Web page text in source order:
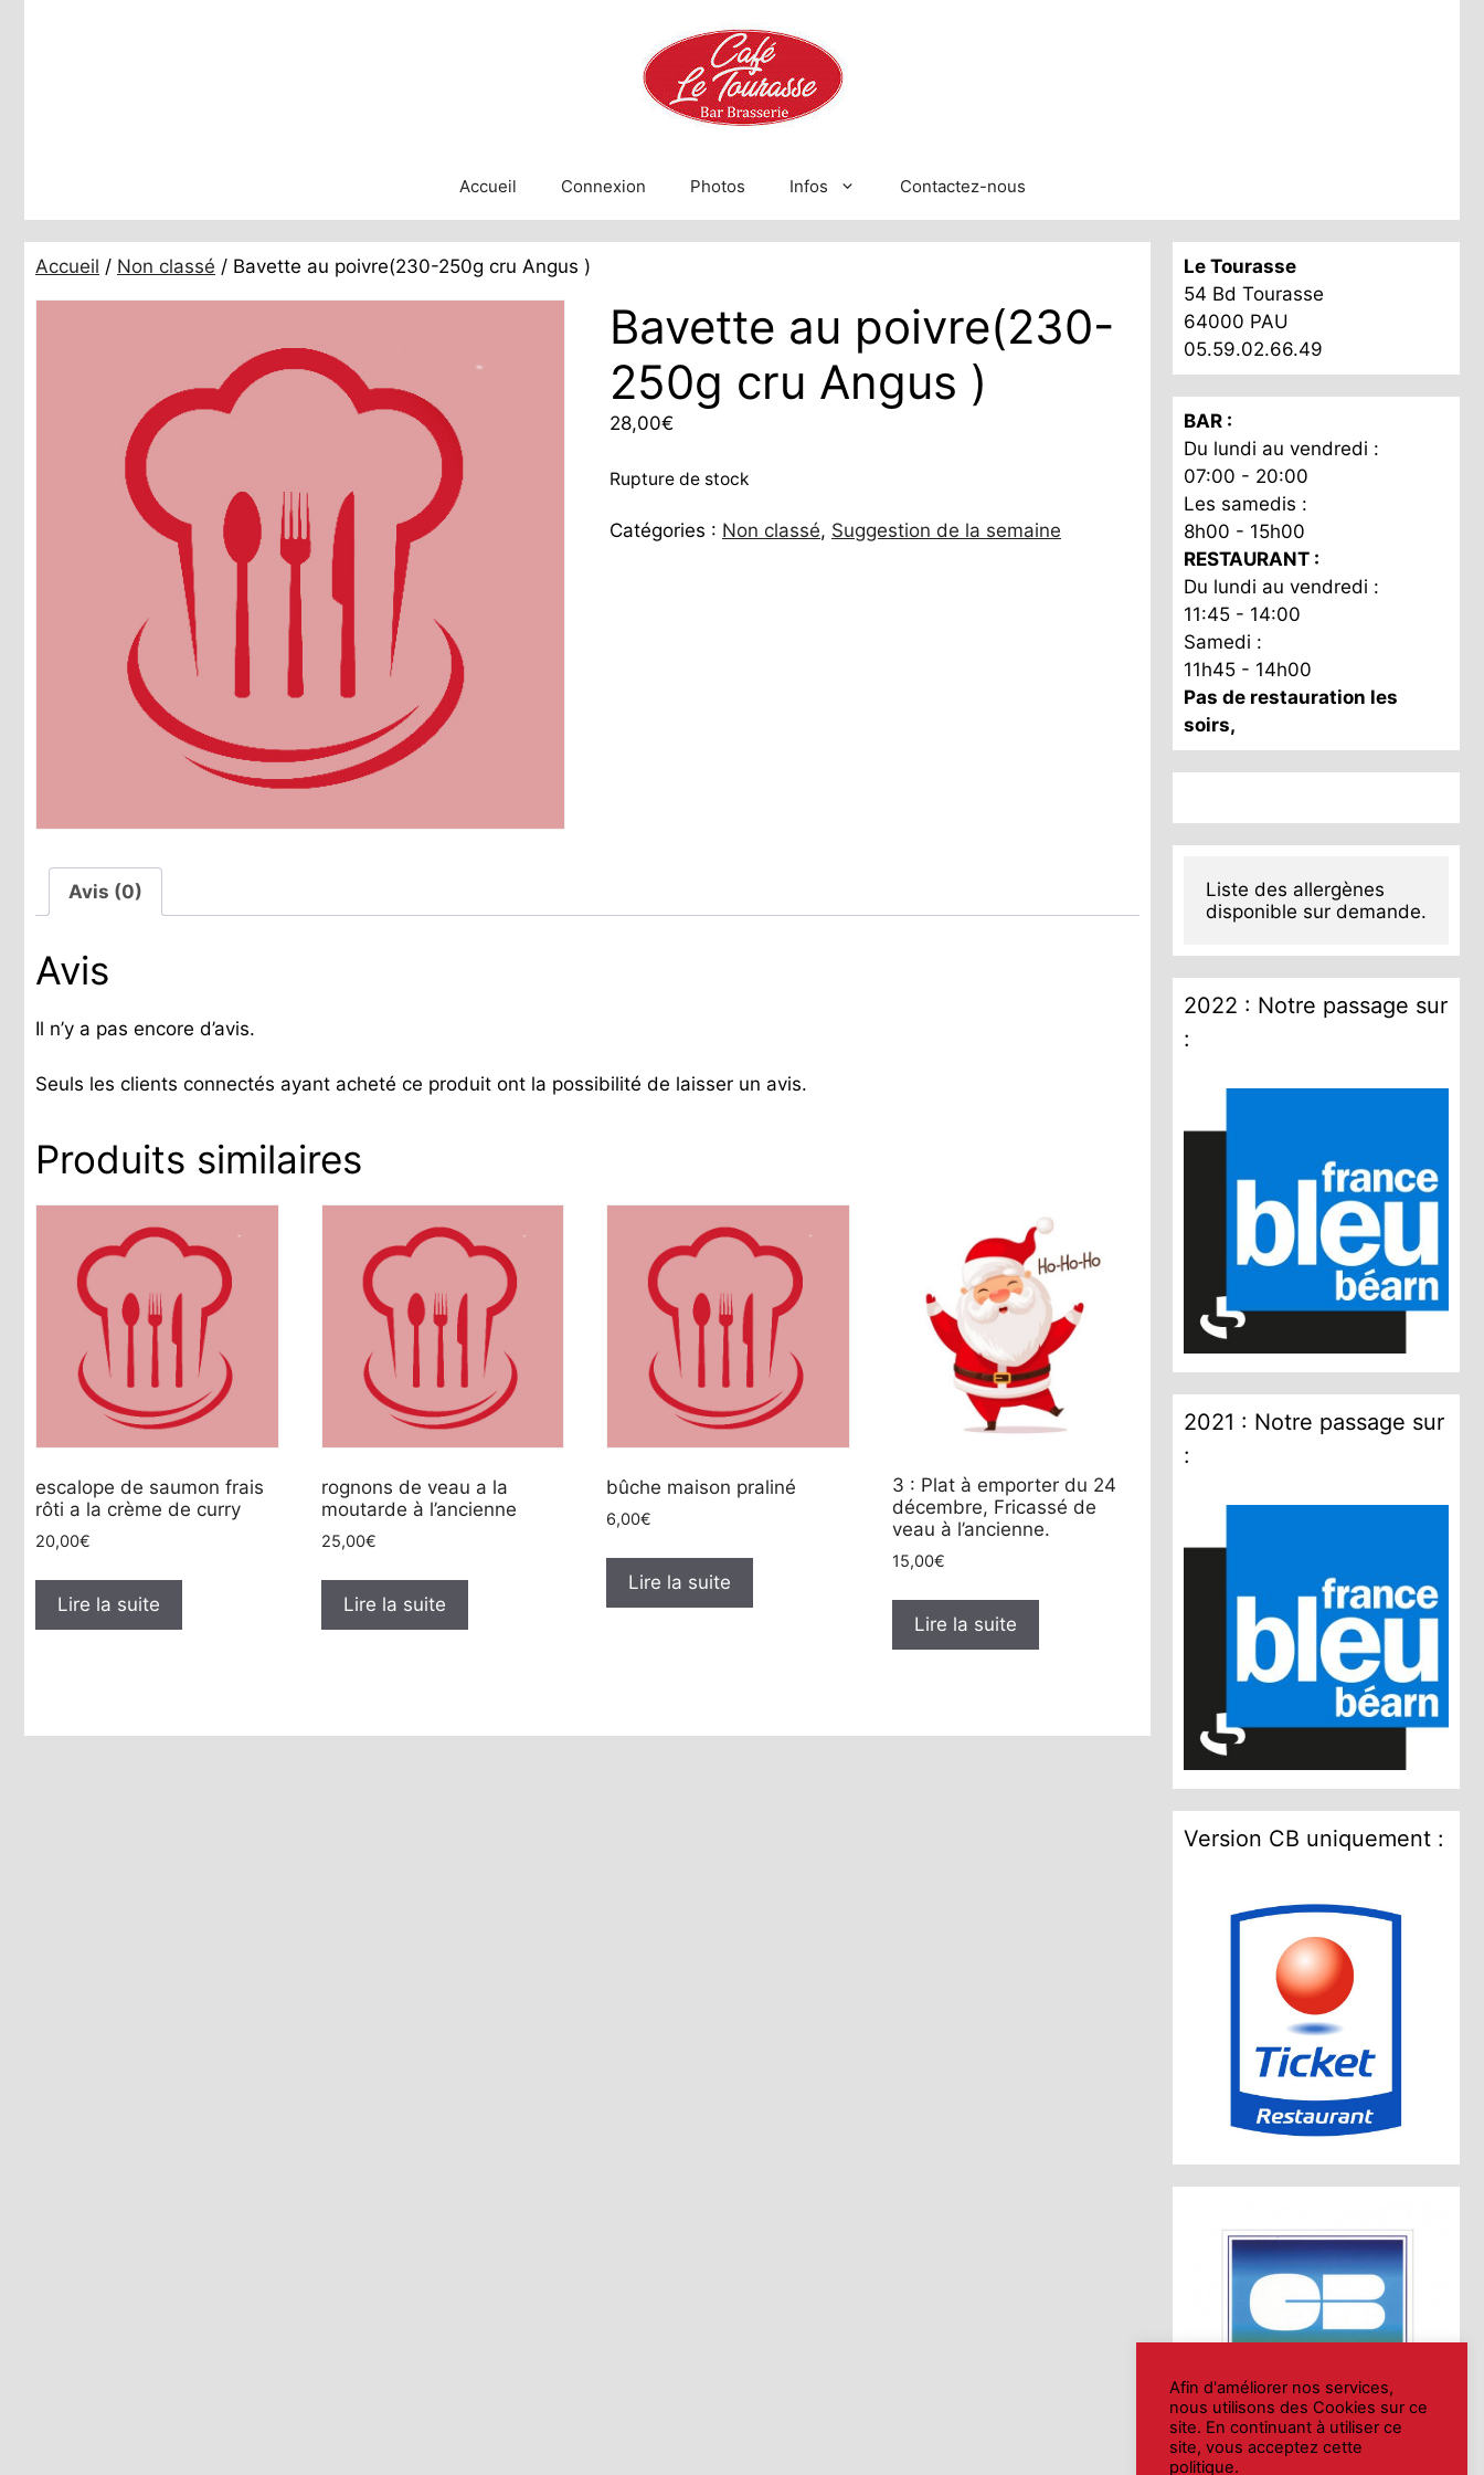
Accueil Connexion Photos Infos Contactez-nous
Accueil / Non classé / Bavette au poivre(230-250g cru Angus )
Bavette au poivre(230-
250g cru Angus )
28,00€
Rupture de stock
Catégories : Non classé, Suggestion de la semaine
Avis (0)
Avis
Il n’y a pas encore d’avis.
Seuls les clients connectés ayant acheté ce produit ont la possibilité de laisser un avis.
Produits similaires
escalope de saumon frais
rôti a la crème de curry
20,00€
Lire la suite
rognons de veau a la
moutarde à l’ancienne
25,00€
Lire la suite
bûche maison praliné
6,00€
Lire la suite
3 : Plat à emporter du 24
décembre, Fricassé de
veau à l’ancienne.
15,00€
Lire la suite
Le Tourasse
54 Bd Tourasse
64000 PAU
05.59.02.66.49
BAR :
Du lundi au vendredi :
07:00 - 20:00
Les samedis :
8h00 - 15h00
RESTAURANT :
Du lundi au vendredi :
11:45 - 14:00
Samedi :
11h45 - 14h00
Pas de restauration les
soirs,
Liste des allergènes
disponible sur demande.
2022 : Notre passage sur
:
2021 : Notre passage sur
:
Version CB uniquement :
Afin d'améliorer nos services,
nous utilisons des Cookies sur ce
site. En continuant à utiliser ce
site, vous acceptez cette
politique.